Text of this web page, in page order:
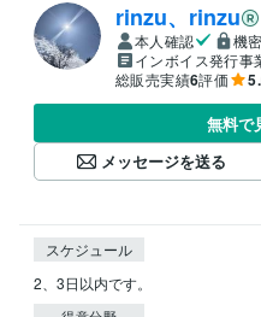
rinzu、rinzu
本人確認 機
インボイス発行事
総販売実績6評価
無料で
メッセージを送る
スケジュール
2、3日以内です。